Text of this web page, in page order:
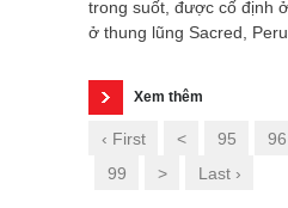
trong suốt, được cố định
ở thung lũng Sacred,
Xem thêm
‹ First < 95 96
99
> Last ›